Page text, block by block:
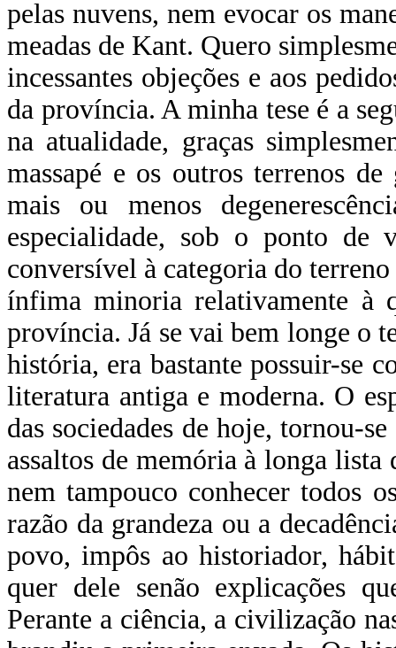
pelas nuvens, nem evocar os
meadas de Kant. Quero
incessantes objeções e aos
da província. A minha tese é a
na atualidade, graças
massapé e os outros terrenos
mais ou menos
especialidade, sob o ponto de
conversível à categoria do
ínfima minoria relativamente à
província. Já se vai bem longe o
história, era bastante possuir-se
literatura antiga e moderna. O
das sociedades de hoje, tornou-
assaltos de memória à longa lista
nem tampouco conhecer todos
razão da grandeza ou a
povo, impôs ao historiador,
quer dele senão explicações
Perante a ciência, a civilização